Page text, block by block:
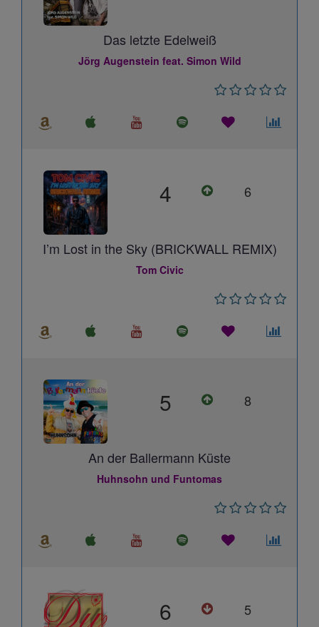
Das letzte Edelweiß
Jörg Augenstein feat. Simon Wild
4 6
I’m Lost in the Sky (BRICKWALL REMIX)
Tom Civic
5 8
An der Ballermann Küste
Huhnsohn und Funtomas
6 5